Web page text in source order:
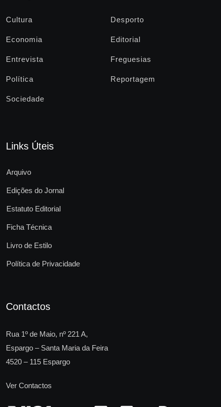
Cultura Desporto
Economia Editorial
Entrevista Freguesias
Política Reportagem
Sociedade
Links Úteis
Arquivo
Edições do Jornal
Estatuto Editorial
Ficha Técnica
Livro de Estilo
Política de Privacidade
Contactos
Rua 1º de Maio, nº 221 A,
Espargo – Santa Maria da Feira
4520 – 115 Espargo
Ver Contactos